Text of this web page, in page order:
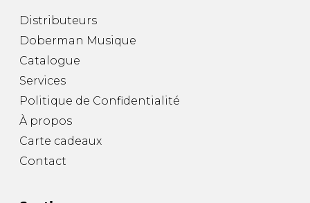
Distributeurs
Doberman Musique
Catalogue
Services
Politique de Confidentialité
À propos
Carte cadeaux
Contact